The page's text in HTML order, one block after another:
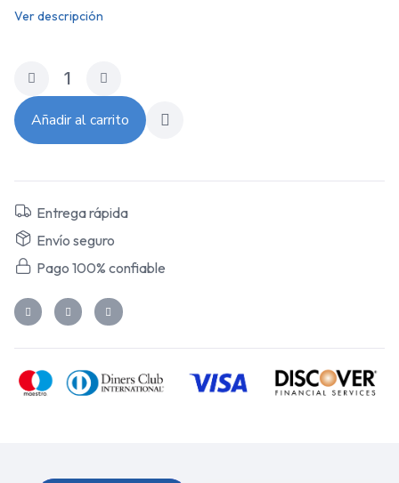
Ver descripción
Añadir al carrito
Entrega rápida
Envío seguro
Pago 100% confiable